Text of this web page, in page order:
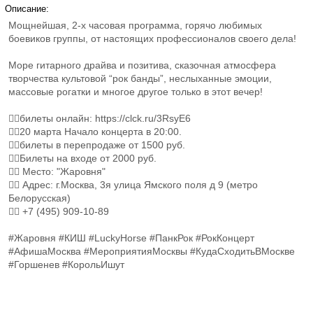
Описание:
Мощнейшая, 2-х часовая программа, горячо любимых
боевиков группы, от настоящих профессионалов своего дела!
Море гитарного драйва и позитива, сказочная атмосфера
творчества культовой “рок банды”, неслыханные эмоции,
массовые рогатки и многое другое только в этот вечер!
👉🏻билеты онлайн: https://clck.ru/3RsyE6
👉🏻20 марта Начало концерта в 20:00.
👉🏻билеты в перепродаже от 1500 руб.
👉🏻Билеты на входе от 2000 руб.
👉🏻 Место: "Жаровня"
👉🏻 Адрес: г.Москва, 3я улица Ямского поля д 9 (метро
Белорусская)
👉🏻 +7 (495) 909-10-89
#Жаровня #КИШ #LuckyHorse #ПанкРок #РокКонцерт
#АфишаМосква #МероприятияМосквы #КудаСходитьВМоскве
#Горшенев #КорольИшут